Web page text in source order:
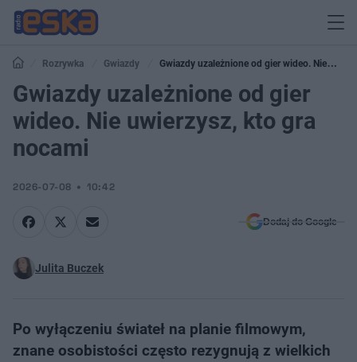
Rozrywka Gwiazdy
Gwiazdy uzależnione od gier wideo. Nie
uwierzysz, kto gra nocami
Gwiazdy uzależnione od gier
wideo. Nie uwierzysz, kto gra
nocami
2026-07-08 10:42
Dodaj do Google
Julita Buczek
Po wyłączeniu świateł na planie filmowym,
znane osobistości często rezygnują z wielkich